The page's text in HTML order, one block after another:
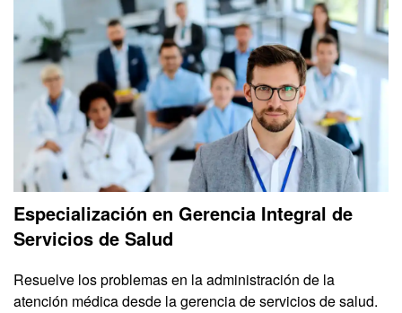
Especialización en Gerencia Integral de
Servicios de Salud
Resuelve los problemas en la administración de la
atención médica desde la gerencia de servicios de salud.